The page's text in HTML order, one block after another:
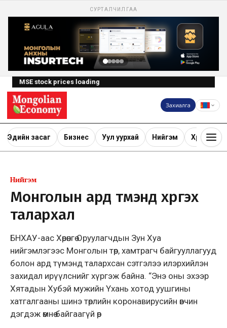
СУРТАЛЧИЛГАА
MSE stock prices loading
Захиалга
Эдийн засаг Бизнес Уул уурхай Нийгэм Хөрөнгө
Нийгэм
Монголын ард түмэнд хүргэх
талархал
БНХАУ-аас Хөрөнгө Оруулагчдын Зун Хуа
нийгэмлэгээс Монголын төр, хамтрагч байгууллагууд
болон ард түмэнд талархсан сэтгэлээ илэрхийлэн
захидал ирүүлснийг хүргэж байна. “Энэ оны эхээр
Хятадын Хубэй мужийн Үхань хотод уушгины
хатгалгааны шинэ төрлийн коронавирусийн өвчин
дэгдэж өмнө байгаагүй өр